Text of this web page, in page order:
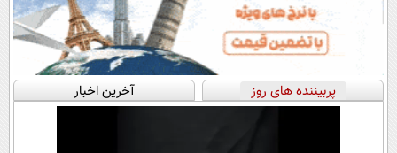
پربیننده های روز آخرین اخبار